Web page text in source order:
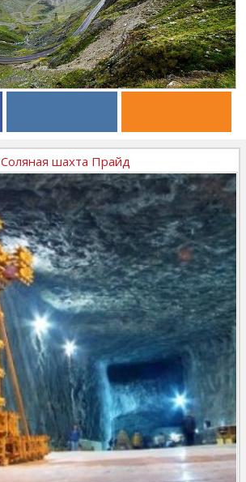
Соляная шахта Прайд